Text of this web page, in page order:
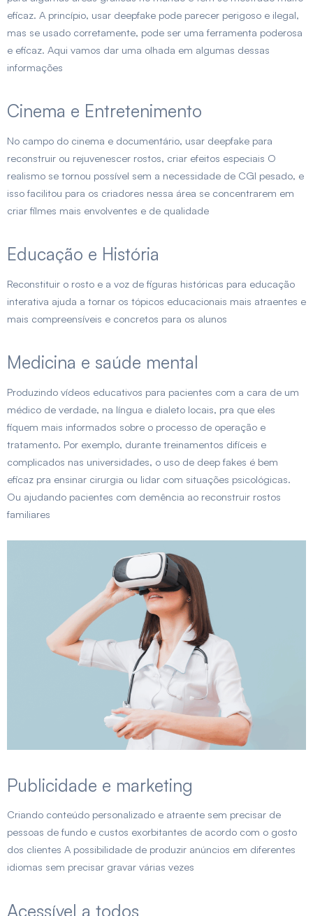
eficaz. A princípio, usar deepfake pode parecer perigoso e ilegal,
mas se usado corretamente, pode ser uma ferramenta poderosa
e eficaz. Aqui vamos dar uma olhada em algumas dessas
informações
Cinema e Entretenimento
No campo do cinema e documentário, usar deepfake para
reconstruir ou rejuvenescer rostos, criar efeitos especiais O
realismo se tornou possível sem a necessidade de CGI pesado, e
isso facilitou para os criadores nessa área se concentrarem em
criar filmes mais envolventes e de qualidade
Educação e História
Reconstituir o rosto e a voz de figuras históricas para educação
interativa ajuda a tornar os tópicos educacionais mais atraentes e
mais compreensíveis e concretos para os alunos
Medicina e saúde mental
Produzindo vídeos educativos para pacientes com a cara de um
médico de verdade, na língua e dialeto locais, pra que eles
fiquem mais informados sobre o processo de operação e
tratamento. Por exemplo, durante treinamentos difíceis e
complicados nas universidades, o uso de deep fakes é bem
eficaz pra ensinar cirurgia ou lidar com situações psicológicas.
Ou ajudando pacientes com demência ao reconstruir rostos
familiares
Publicidade e marketing
Criando conteúdo personalizado e atraente sem precisar de
pessoas de fundo e custos exorbitantes de acordo com o gosto
dos clientes A possibilidade de produzir anúncios em diferentes
idiomas sem precisar gravar várias vezes
Acessível a todos